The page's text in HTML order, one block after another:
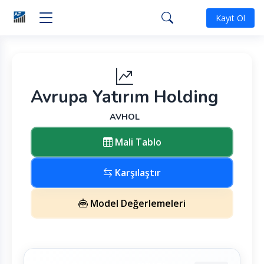
Kayıt Ol
Avrupa Yatırım Holding
AVHOL
Mali Tablo
Karşılaştır
Model Değerlemeleri